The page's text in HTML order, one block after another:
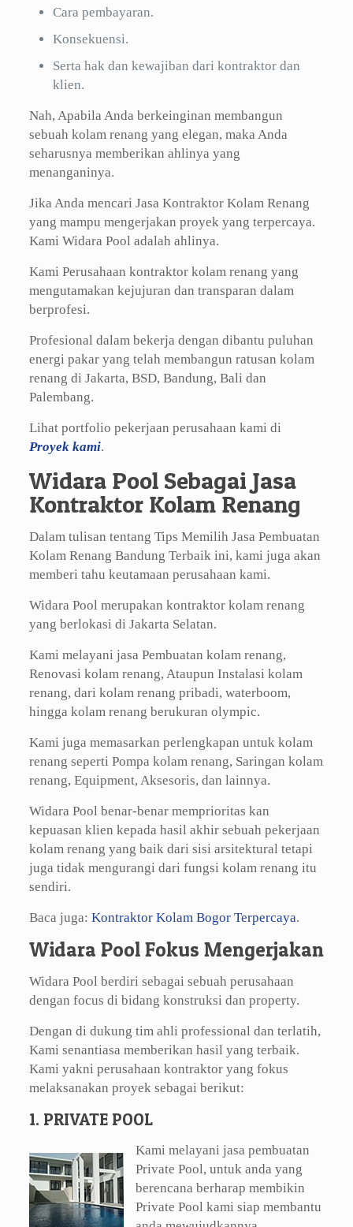
Cara pembayaran.
Konsekuensi.
Serta hak dan kewajiban dari kontraktor dan
klien.
Nah, Apabila Anda berkeinginan membangun
sebuah kolam renang yang elegan, maka Anda
seharusnya memberikan ahlinya yang
menanganinya.
Jika Anda mencari Jasa Kontraktor Kolam Renang
yang mampu mengerjakan proyek yang terpercaya.
Kami Widara Pool adalah ahlinya.
Kami Perusahaan kontraktor kolam renang yang
mengutamakan kejujuran dan transparan dalam
berprofesi.
Profesional dalam bekerja dengan dibantu puluhan
energi pakar yang telah membangun ratusan kolam
renang di Jakarta, BSD, Bandung, Bali dan
Palembang.
Lihat portfolio pekerjaan perusahaan kami di
Proyek kami.
Widara Pool Sebagai Jasa
Kontraktor Kolam Renang
Dalam tulisan tentang Tips Memilih Jasa Pembuatan
Kolam Renang Bandung Terbaik ini, kami juga akan
memberi tahu keutamaan perusahaan kami.
Widara Pool merupakan kontraktor kolam renang
yang berlokasi di Jakarta Selatan.
Kami melayani jasa Pembuatan kolam renang,
Renovasi kolam renang, Ataupun Instalasi kolam
renang, dari kolam renang pribadi, waterboom,
hingga kolam renang berukuran olympic.
Kami juga memasarkan perlengkapan untuk kolam
renang seperti Pompa kolam renang, Saringan kolam
renang, Equipment, Aksesoris, dan lainnya.
Widara Pool benar-benar memprioritas kan
kepuasan klien kepada hasil akhir sebuah pekerjaan
kolam renang yang baik dari sisi arsitektural tetapi
juga tidak mengurangi dari fungsi kolam renang itu
sendiri.
Baca juga: Kontraktor Kolam Bogor Terpercaya.
Widara Pool Fokus Mengerjakan
Widara Pool berdiri sebagai sebuah perusahaan
dengan focus di bidang konstruksi dan property.
Dengan di dukung tim ahli professional dan terlatih,
Kami senantiasa memberikan hasil yang terbaik.
Kami yakni perusahaan kontraktor yang fokus
melaksanakan proyek sebagai berikut:
1. PRIVATE POOL
Kami melayani jasa pembuatan
Private Pool, untuk anda yang
berencana berharap membikin
Private Pool kami siap membantu